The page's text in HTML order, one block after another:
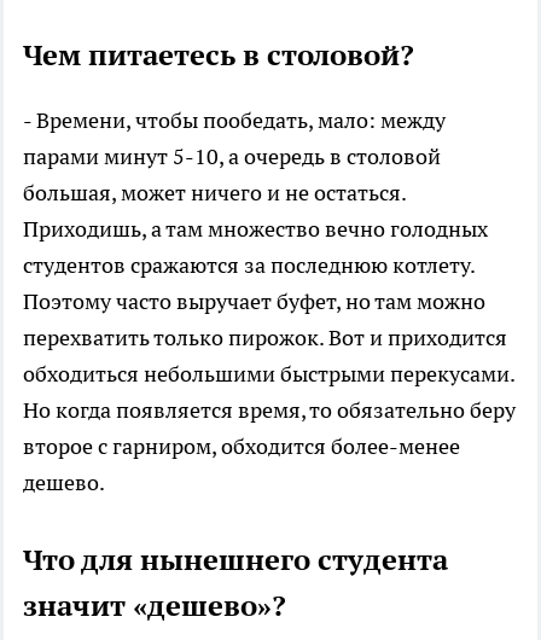
Чем питаетесь в столовой?
- Времени, чтобы пообедать, мало: между
парами минут 5-10, а очередь в столовой
большая, может ничего и не остаться.
Приходишь, а там множество вечно голодных
студентов сражаются за последнюю котлету.
Поэтому часто выручает буфет, но там можно
перехватить только пирожок. Вот и приходится
обходиться небольшими быстрыми перекусами.
Но когда появляется время, то обязательно беру
второе с гарниром, обходится более-менее
дешево.
Что для нынешнего студента
значит «дешево»?